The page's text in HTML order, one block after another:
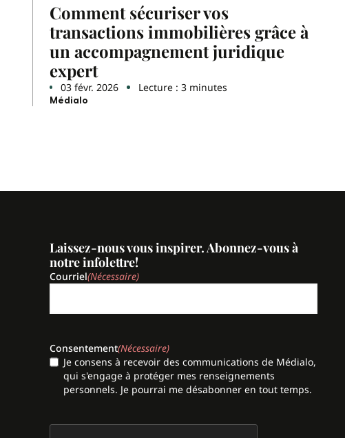
Comment sécuriser vos
transactions immobilières grâce à
un accompagnement juridique
expert
03 févr. 2026 Lecture : 3 minutes
Médialo
Laissez-nous vous inspirer. Abonnez-vous à
notre infolettre!
Courriel(Nécessaire)
Consentement(Nécessaire)
Je consens à recevoir des communications de Médialo,
qui s'engage à protéger mes renseignements
personnels. Je pourrai me désabonner en tout temps.
CAPTCHA